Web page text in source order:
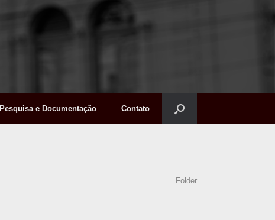
Pesquisa e Documentação Contato
Folder